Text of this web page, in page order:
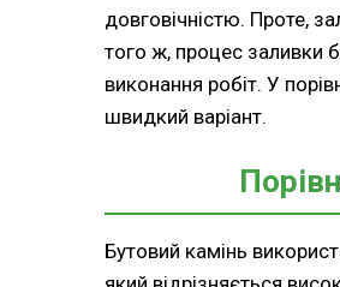
довговічністю. Проте,
того ж, процес заливки
виконання робіт. У
швидкий варіант.
Бутовий камінь